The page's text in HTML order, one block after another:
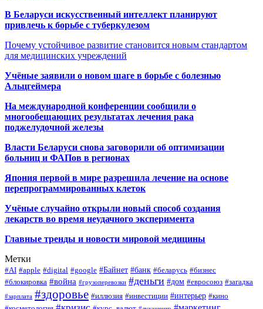
В Беларуси искусственный интеллект планируют
привлечь к борьбе с туберкулезом
Почему устойчивое развитие становится новым стандартом
для медицинских учреждений
Учёные заявили о новом шаге в борьбе с болезнью
Альцгеймера
На международной конференции сообщили о
многообещающих результатах лечения рака
поджелудочной железы
Власти Беларуси снова заговорили об оптимизации
больниц и ФАПов в регионах
Япония первой в мире разрешила лечение на основе
перепрограммированных клеток
Учёные случайно открыли новый способ создания
лекарств во время неудачного эксперимента
Главные тренды и новости мировой медицины
Метки
#AI #apple #digital #google #Байнет #банк #беларусь #бизнес
#блокировка #война #грузоперевозки #деньги #дом #евросоюз #загадка
#зарплата #здоровье #иллюзия #инвестиции #интерьер #кино